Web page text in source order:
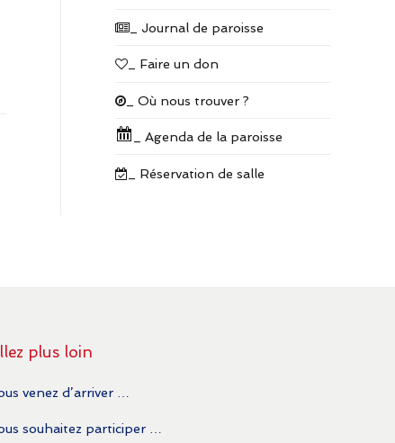
_ Journal de paroisse
_ Faire un don
_ Où nous trouver ?
_ Agenda de la paroisse
_ Réservation de salle
plus loin
venez d’arriver …
souhaitez participer …